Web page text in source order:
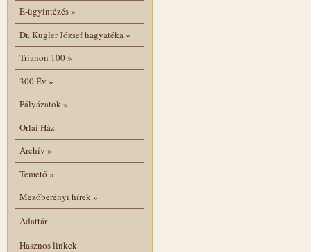
E-ügyintézés»
Dr. Kugler József hagyatéka»
Trianon 100»
300 Év »
Pályázatok»
Orlai Ház
Archív »
Temető»
Mezőberényi hírek»
Adattár
Hasznos linkek